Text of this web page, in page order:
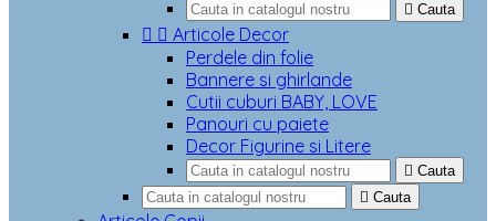
 Cauta
  Articole Decor
Perdele din folie
Bannere si ghirlande
Cutii cuburi BABY, LOVE
Panouri cu paiete
Decor Figurine si Litere
 Cauta
 Cauta